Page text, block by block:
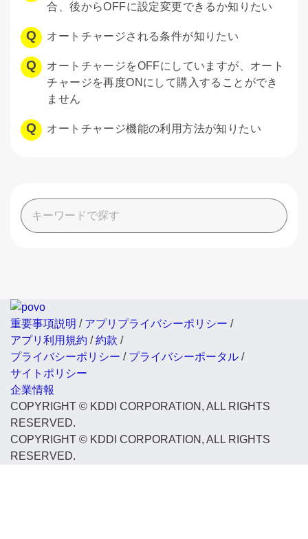
合、後からOFFに設定変更できるか知りたい
オートチャージされる条件が知りたい
オートチャージをOFFにしていますが、オート
チャージを再度ONにして購入することができ
ません
オートチャージ機能の利用方法が知りたい
重要事項説明 / アプリプライバシーポリシー /
アプリ利用規約 /約款 /
プライバシーポリシー / プライバシーポータル /
サイトポリシー
企業情報
COPYRIGHT © KDDI CORPORATION, ALL RIGHTS
RESERVED.
COPYRIGHT © KDDI CORPORATION, ALL RIGHTS
RESERVED.